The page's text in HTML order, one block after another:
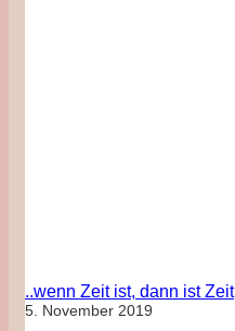
..wenn Zeit ist, dann ist Zeit
5. November 2019